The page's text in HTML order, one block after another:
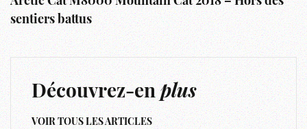
sentiers battus
Découvrez-enplus
VOIR TOUS LES ARTICLES